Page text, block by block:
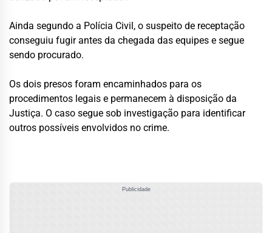
Ainda segundo a Polícia Civil, o suspeito de receptação
conseguiu fugir antes da chegada das equipes e segue
sendo procurado.
Os dois presos foram encaminhados para os
procedimentos legais e permanecem à disposição da
Justiça. O caso segue sob investigação para identificar
outros possíveis envolvidos no crime.
Publicidade